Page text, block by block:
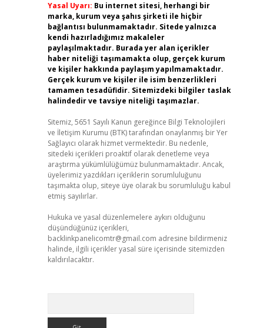
Yasal Uyarı: Bu internet sitesi, herhangi bir
marka, kurum veya şahıs şirketi ile hiçbir
bağlantısı bulunmamaktadır. Sitede yalnızca
kendi hazırladığımız makaleler
paylaşılmaktadır. Burada yer alan içerikler
haber niteliği taşımamakta olup, gerçek kurum
ve kişiler hakkında paylaşım yapılmamaktadır.
Gerçek kurum ve kişiler ile isim benzerlikleri
tamamen tesadüfidir. Sitemizdeki bilgiler taslak
halindedir ve tavsiye niteliği taşımazlar.
Sitemiz, 5651 Sayılı Kanun gereğince Bilgi Teknolojileri
ve İletişim Kurumu (BTK) tarafından onaylanmış bir Yer
Sağlayıcı olarak hizmet vermektedir. Bu nedenle,
sitedeki içerikleri proaktif olarak denetleme veya
araştırma yükümlülüğümüz bulunmamaktadır. Ancak,
üyelerimiz yazdıkları içeriklerin sorumluluğunu
taşımakta olup, siteye üye olarak bu sorumluluğu kabul
etmiş sayılırlar.
Hukuka ve yasal düzenlemelere aykırı olduğunu
düşündüğünüz içerikleri,
backlinkpanelicomtr@gmail.com adresine bildirmeniz
halinde, ilgili içerikler yasal süre içerisinde sitemizden
kaldırılacaktır.